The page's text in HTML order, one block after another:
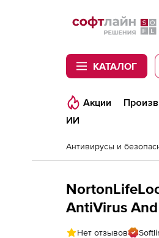
Softline
КАТАЛОГ
Акции
ИИ
Антивирусы и
AntiVirus
Нет отзывов